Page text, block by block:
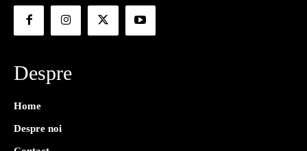
Despre
Home
Despre noi